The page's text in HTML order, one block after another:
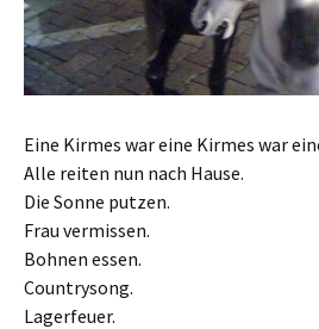
Eine Kirmes war eine Kirmes war
Alle reiten nun nach Hause.
Die Sonne putzen.
Frau vermissen.
Bohnen essen.
Countrysong.
Lagerfeuer.